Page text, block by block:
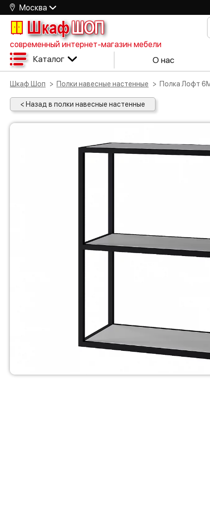
Москва
ШкафШОП
современный интернет-магазин мебели
Каталог О нас
Шкаф Шоп Полки навесные настенные Полка Лофт
< Назад в полки навесные настенные